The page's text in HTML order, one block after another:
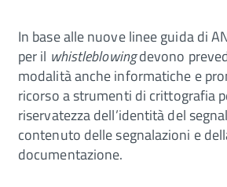
In base alle nuove linee guida di
per il whistleblowingdevono
modalità anche informatiche e
ricorso a strumenti di crittografia
riservatezza dell’identità del
contenuto delle segnalazioni e
documentazione.